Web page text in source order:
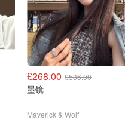
£268.00 £536.00
墨镜
Maverick & Wolf